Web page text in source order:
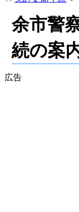
余市警
続の案
広告